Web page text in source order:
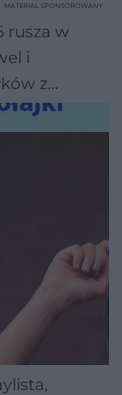
rusza w
i
z
MATERIAŁ SPONSOROWANY